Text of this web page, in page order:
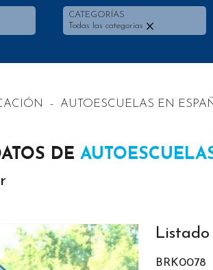
CATEGORÍAS
Todas las categorías
- AUTOESCUELAS EN
DE
Listado
BRK0078